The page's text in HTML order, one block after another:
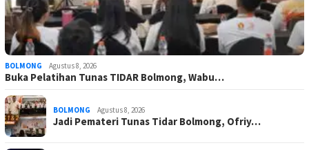
BOLMONG Agustus 8, 2026
Buka Pelatihan Tunas TIDAR Bolmong, Wabu…
BOLMONG Agustus 8, 2026
Jadi Pemateri Tunas Tidar Bolmong, Ofriy…